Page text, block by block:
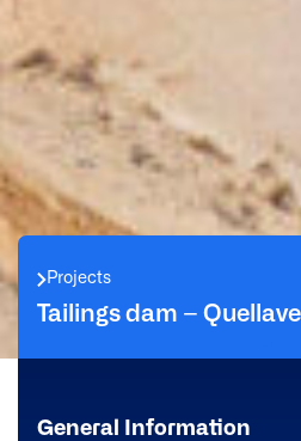
Projects
Tailings dam –
General Information